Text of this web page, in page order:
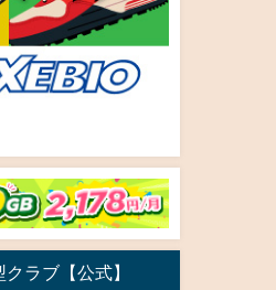
ラブ【公式】